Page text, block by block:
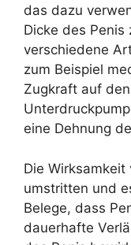
das dazu
Dicke des Penis
verschiedene
zum Beispiel
Zugkraft auf
eine Dehnung
Die
umstritten und
Belege, dass
dauerhafte